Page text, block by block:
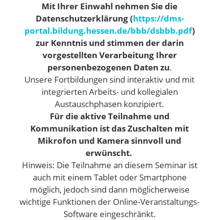
Mit Ihrer Einwahl nehmen Sie die
Datenschutzerklärung (https://dms-
portal.bildung.hessen.de/bbb/dsbbb.pdf)
zur Kenntnis und stimmen der darin
vorgestellten Verarbeitung Ihrer
personenbezogenen Daten zu.
Unsere Fortbildungen sind interaktiv und mit
integrierten Arbeits- und kollegialen
Austauschphasen konzipiert.
Für die aktive Teilnahme und
Kommunikation ist das Zuschalten mit
Mikrofon und Kamera sinnvoll und
erwünscht.
Hinweis: Die Teilnahme an diesem Seminar ist
auch mit einem Tablet oder Smartphone
möglich, jedoch sind dann möglicherweise
wichtige Funktionen der Online-Veranstaltungs-
Software eingeschränkt.